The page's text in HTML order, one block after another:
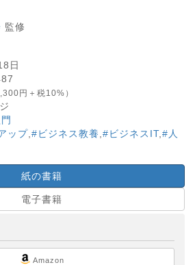
監修
日
円＋税10%）
ップ #ビジネス教養 #ビジネスIT, #人
紙の書籍
電子書籍
Amazon